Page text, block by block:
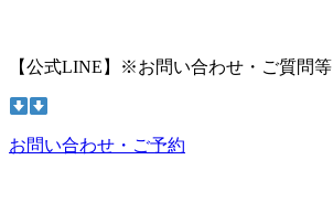
【公式LINE】※お問い合わせ・ご質問等
お問い合わせ・ご予約